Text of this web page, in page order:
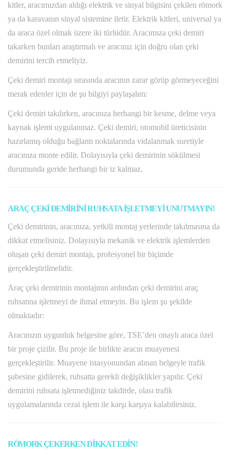
kitler, aracımızdan aldığı elektrik ve sinyal bilgisini çekilen römork
ya da karavanın sinyal sistemine iletir. Elektrik kitleri, universal ya
da araca özel olmak üzere iki türlüdür. Aracımıza çeki demiri
takarken bunları araştırmalı ve aracınız için doğru olan çeki
demirini tercih etmeliyiz.
Çeki demiri montajı sırasında aracının zarar görüp görmeyeceğini
merak edenler için de şu bilgiyi paylaşalım:
Çeki demiri takılırken, aracınıza herhangi bir kesme, delme veya
kaynak işlemi uygulanmaz. Çeki demiri, otomobil üreticisinin
hazırlamış olduğu bağlantı noktalarında vidalanmak suretiyle
aracınıza monte edilir. Dolayısıyla çeki demirinin sökülmesi
durumunda geride herhangi bir iz kalmaz.
ARAÇ ÇEKİ DEMİRİNİ RUHSATA İŞLETMEYİ UNUTMAYIN!
Çeki demirinin, aracınıza, yetkili montaj yerlerinde takılmasına da
dikkat etmelisiniz. Dolayısıyla mekanik ve elektrik işlemlerden
oluşan çeki demiri montajı, profesyonel bir biçimde
gerçekleştirilmelidir.
Araç çeki demirinin montajının ardından çeki demirini araç
ruhsatına işletmeyi de ihmal etmeyin. Bu işlem şu şekilde
olmaktadır:
Aracınızın uygunluk belgesine göre, TSE’den onaylı araca özel
bir proje çizilir. Bu proje ile birlikte aracın muayenesi
gerçekleştirilir. Muayene istasyonundan alınan belgeyle trafik
şubesine gidilerek, ruhsatta gerekli değişiklikler yapılır. Çeki
demirini ruhsata işletmediğiniz takdirde, olası trafik
uygulamalarında cezai işlem ile karşı karşıya kalabilirsiniz.
RÖMORK ÇEKERKEN DİKKAT EDİN!